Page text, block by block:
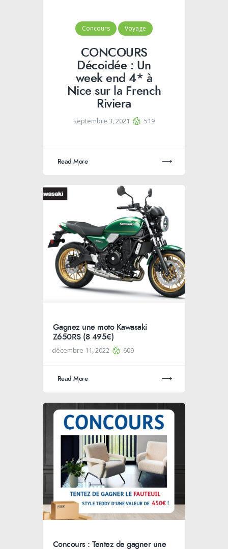
Concours Voyage
CONCOURS
Décoidée : Un
week end 4* à
Nice sur la French
Riviera
septembre 3, 2021 519
Read More
Gagnez une moto Kawasaki
Z650RS (8 495€)
décembre 11, 2022 609
Read More
Concours : Tentez de gagner une